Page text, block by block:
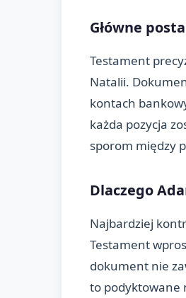
Główne
Testament
Natalii.
kontach
każda pozycja
sporom między
Dlaczego
Najbardziej
Testament
dokument nie
to podyktowane